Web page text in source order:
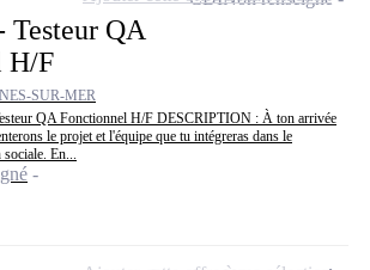
Testeur QA
H/F
SUR-MER
QA Fonctionnel H/F DESCRIPTION : À ton arrivée
le projet et l'équipe que tu intégreras dans le
En...